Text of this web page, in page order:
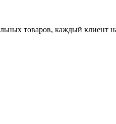
товаров, каждый клиент